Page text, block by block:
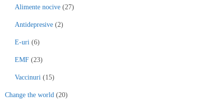
Alimente nocive (27)
Antidepresive (2)
E-uri (6)
EMF (23)
Vaccinuri (15)
Change the world (20)